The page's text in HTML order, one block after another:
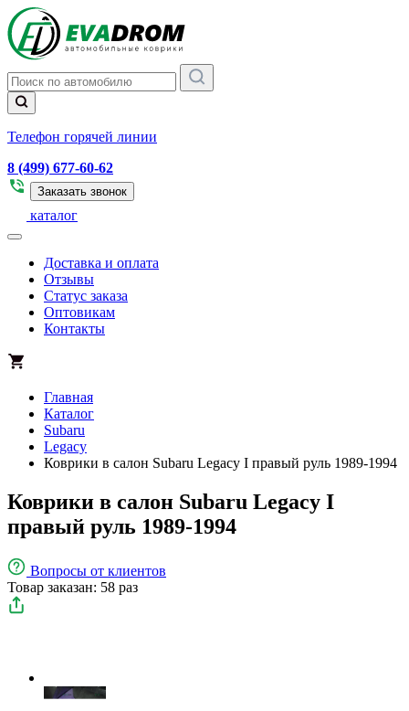
Телефон горячей линии
8 (499) 677-60-62
Заказать звонок
каталог
Доставка и оплата
Отзывы
Статус заказа
Оптовикам
Контакты
Главная
Каталог
Subaru
Legacy
Коврики в салон Subaru Legacy I правый руль 1989-1994
Коврики в салон Subaru Legacy I
правый руль 1989-1994
Вопросы от клиентов
Товар заказан: 58 раз